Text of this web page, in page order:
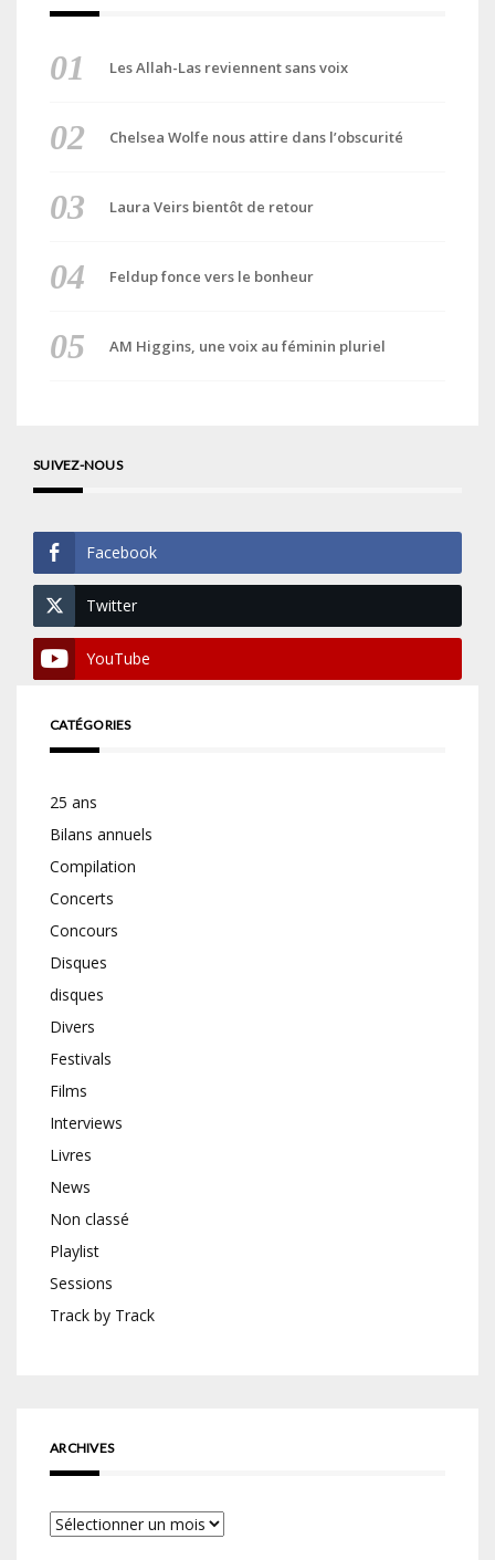
Les Allah-Las reviennent sans voix
Chelsea Wolfe nous attire dans l’obscurité
Laura Veirs bientôt de retour
Feldup fonce vers le bonheur
AM Higgins, une voix au féminin pluriel
SUIVEZ-NOUS
Facebook
Twitter
YouTube
CATÉGORIES
25 ans
Bilans annuels
Compilation
Concerts
Concours
Disques
disques
Divers
Festivals
Films
Interviews
Livres
News
Non classé
Playlist
Sessions
Track by Track
ARCHIVES
Archives